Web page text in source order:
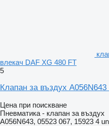
влекач DAF XG 480 FT
5
Клапан за въздух
Цена при поискване
Пневматика - клапан за въздух
A056N643, 05523 067, 15923 4